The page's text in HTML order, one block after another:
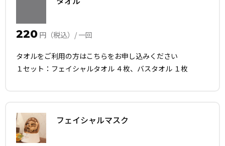
220 円（税込）/ 一回
タオルをご利用の方はこちらをお申し込みください
１セット：フェイシャルタオル ４枚、バスタオル １枚
フェイシャルマスク